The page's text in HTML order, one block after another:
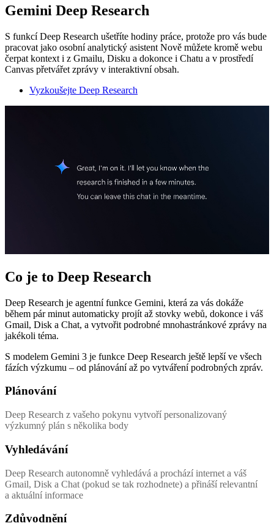
Gemini Deep Research
S funkcí Deep Research ušetříte hodiny práce, protože pro vás bude
pracovat jako osobní analytický asistent Nově můžete kromě webu
čerpat kontext i z Gmailu, Disku a dokonce i Chatu a v prostředí
Canvas přetvářet zprávy v interaktivní obsah.
Vyzkoušejte Deep Research
Co je to Deep Research
Deep Research je agentní funkce Gemini, která za vás dokáže
během pár minut automaticky projít až stovky webů, dokonce i váš
Gmail, Disk a Chat, a vytvořit podrobné mnohastránkové zprávy na
jakékoli téma.
S modelem Gemini 3 je funkce Deep Research ještě lepší ve všech
fázích výzkumu – od plánování až po vytváření podrobných zpráv.
Plánování
Deep Research z vašeho pokynu vytvoří personalizovaný
výzkumný plán s několika body
Vyhledávání
Deep Research autonomně vyhledává a prochází internet a váš
Gmail, Disk a Chat (pokud se tak rozhodnete) a přináší relevantní
a aktuální informace
Zdůvodnění